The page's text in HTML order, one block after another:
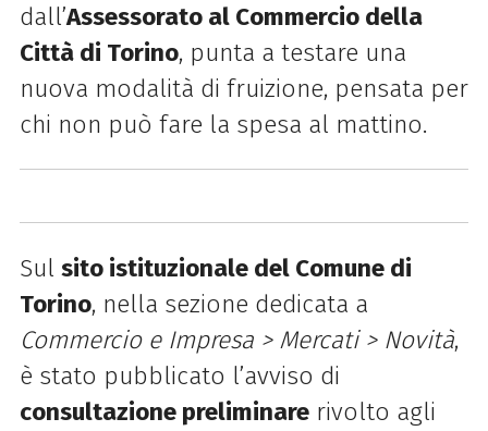
dall’Assessorato al Commercio della
Città di Torino, punta a testare una
nuova modalità di fruizione, pensata per
chi non può fare la spesa al mattino.
Sul sito istituzionale del Comune di
Torino, nella sezione dedicata a
Commercio e Impresa > Mercati > Novità,
è stato pubblicato l’avviso di
consultazione preliminarerivolto agli